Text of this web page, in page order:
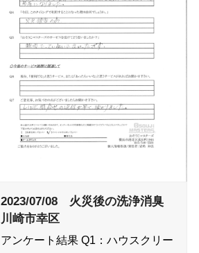
2023/07/08 火災後の洗浄消臭
川崎市幸区
アンケート結果 Q1：ハウスクリー